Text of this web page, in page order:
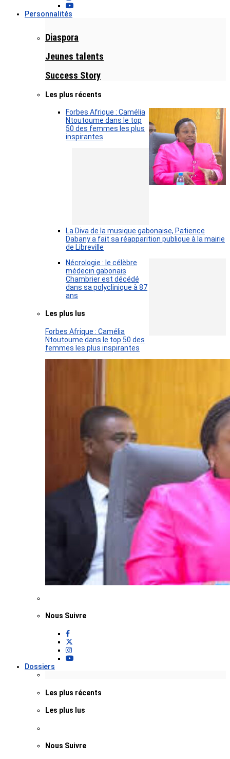
Personnalités
Diaspora
Jeunes talents
Success Story
Les plus récents
Forbes Afrique : Camélia
Ntoutoume dans le top
50 des femmes les plus
inspirantes
La Diva de la musique gabonaise, Patience
Dabany a fait sa réapparition publique à la mairie
de Libreville
Nécrologie : le célèbre
médecin gabonais
Chambrier est décédé
dans sa polyclinique à 87
ans
Les plus lus
Forbes Afrique : Camélia
Ntoutoume dans le top 50 des
femmes les plus inspirantes
Nous Suivre
Dossiers
Les plus récents
Les plus lus
Nous Suivre